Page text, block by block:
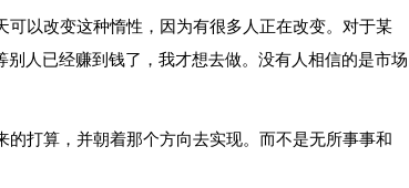
以改变这种惰性，因为有很多人正在改变。对于某
人已经赚到钱了，我才想去做。没有人相信的是市场
打算，并朝着那个方向去实现。而不是无所事事和